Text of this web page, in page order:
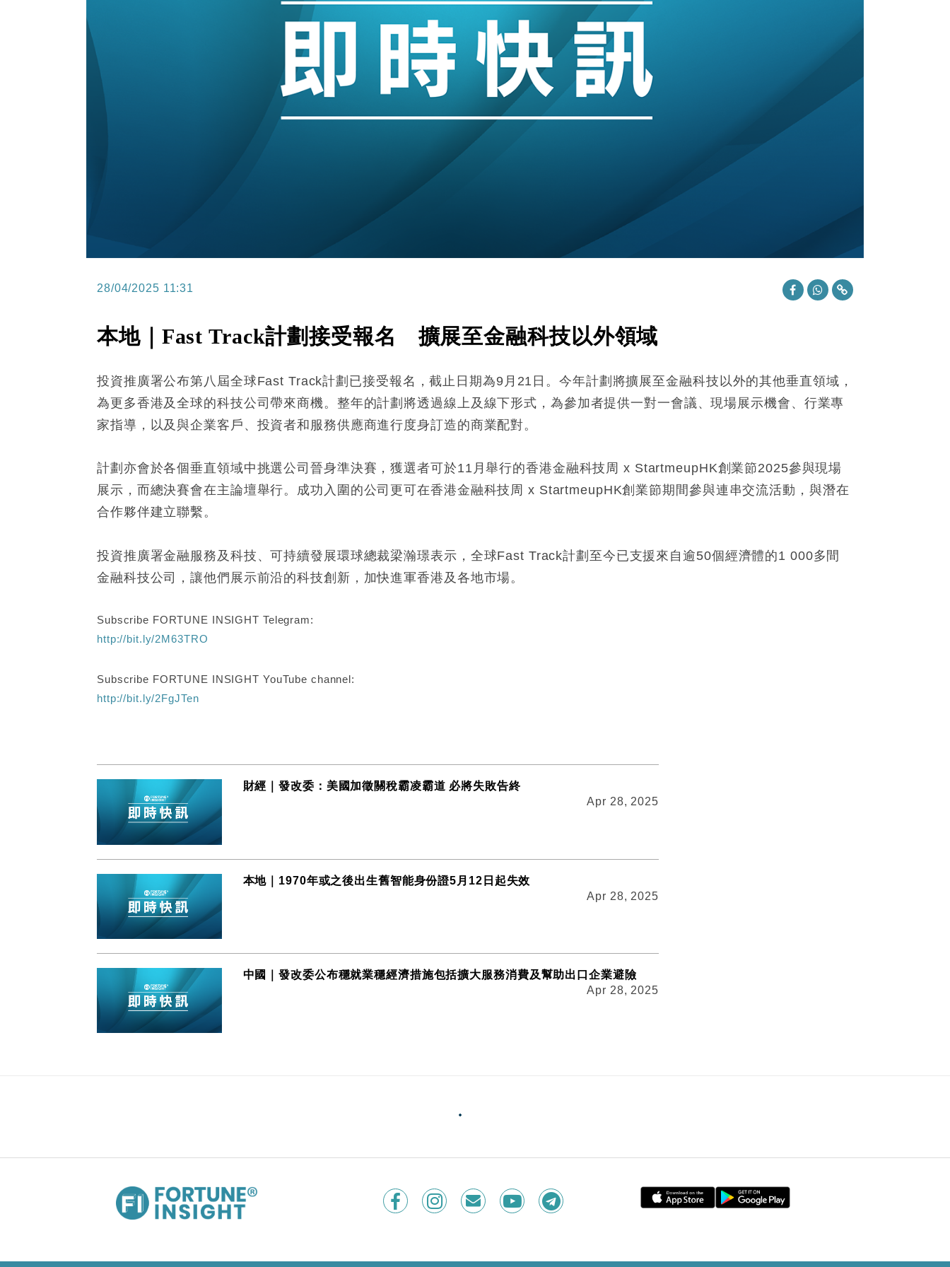
財經｜香港7月PMI回落至51 企業擴張放慢兼縮減人手
財經｜黑石傳再籌逾360億美元 支援Anthropic租用Google晶片
10:57 財經｜美商務部擬擴大金屬關稅範圍 14類產品或加徵25%
18:15 本地｜新世界K11 9月升級會員制度 增鉑金卡級別鎖定高消費客群
17:40 財經｜本港6月零售額連升14個月 珠寶鐘錶銷售升勢最強
財經｜滙控重啟最多10億美元回購 派息比率目標維持50%
28/04/2025 11:31
本地｜Fast Track計劃接受報名 擴展至金融科技以外領域
投資推廣署公布第八屆全球Fast Track計劃已接受報名，截止日期為9月21日。今年計劃將擴展至金融科技以外的其他垂直領域，
為更多香港及全球的科技公司帶來商機。整年的計劃將透過線上及線下形式，為參加者提供一對一會議、現場展示機會、行業專
家指導，以及與企業客戶、投資者和服務供應商進行度身訂造的商業配對。
計劃亦會於各個垂直領域中挑選公司晉身準決賽，獲選者可於11月舉行的香港金融科技周 x StartmeupHK創業節2025參與現場
展示，而總決賽會在主論壇舉行。成功入圍的公司更可在香港金融科技周 x StartmeupHK創業節期間參與連串交流活動，與潛在
合作夥伴建立聯繫。
投資推廣署金融服務及科技、可持續發展環球總裁梁瀚璟表示，全球Fast Track計劃至今已支援來自逾50個經濟體的1 000多間
金融科技公司，讓他們展示前沿的科技創新，加快進軍香港及各地市場。
Subscribe FORTUNE INSIGHT Telegram:
http://bit.ly/2M63TRO
Subscribe FORTUNE INSIGHT YouTube channel:
http://bit.ly/2FgJTen
財經｜發改委：美國加徵關稅霸凌霸道 必將失敗告終
Apr 28, 2025
本地｜1970年或之後出生舊智能身份證5月12日起失效
Apr 28, 2025
中國｜發改委公布穩就業穩經濟措施包括擴大服務消費及幫助出口企業避險
Apr 28, 2025